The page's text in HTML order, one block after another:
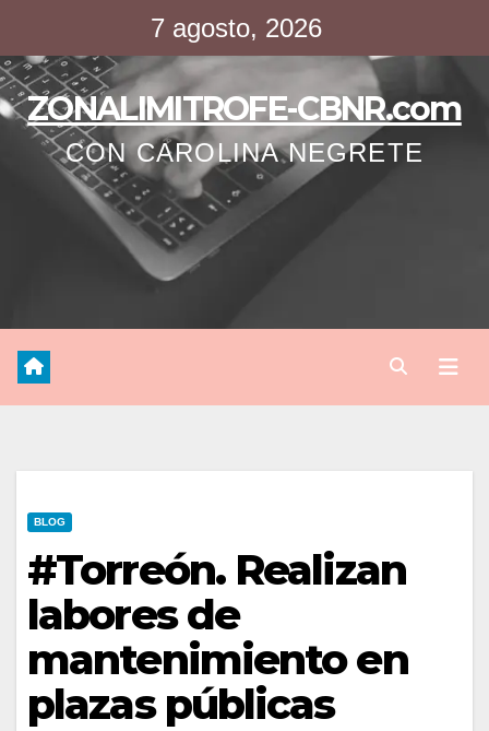
contenido
7 agosto, 2026
ZONALIMITROFE-CBNR.com
CON CAROLINA NEGRETE
BLOG
#Torreón. Realizan
labores de
mantenimiento en
plazas públicas